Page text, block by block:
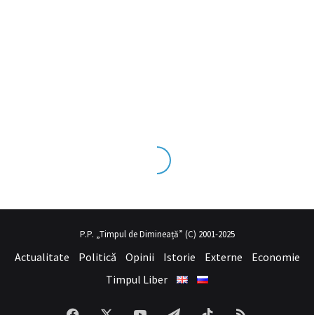
tecrübesinin ve üstsex izleseviye olduğu dışarıdan
P.P. „Timpul de Dimineață” (C) 2001-2025
Actualitate Politică Opinii Istorie Externe
Economie
Timpul Liber